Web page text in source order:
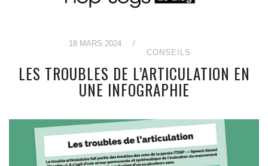
18 MARS 2024
/
CONSEILS
LES TROUBLES DE L’ARTICULATION EN
UNE INFOGRAPHIE